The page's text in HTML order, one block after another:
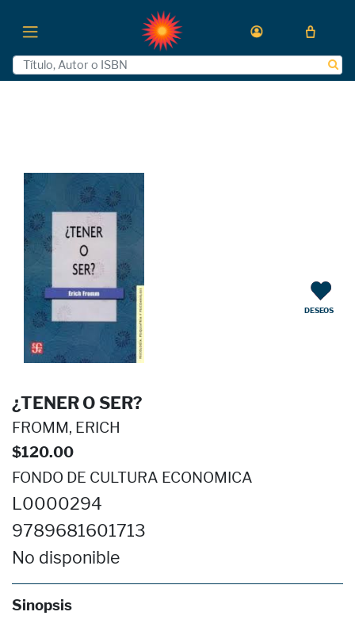
¿TENER O SER?
FROMM, ERICH
$120.00
FONDO DE CULTURA ECONOMICA
L0000294
9789681601713
No disponible
Sinopsis
DESEOS